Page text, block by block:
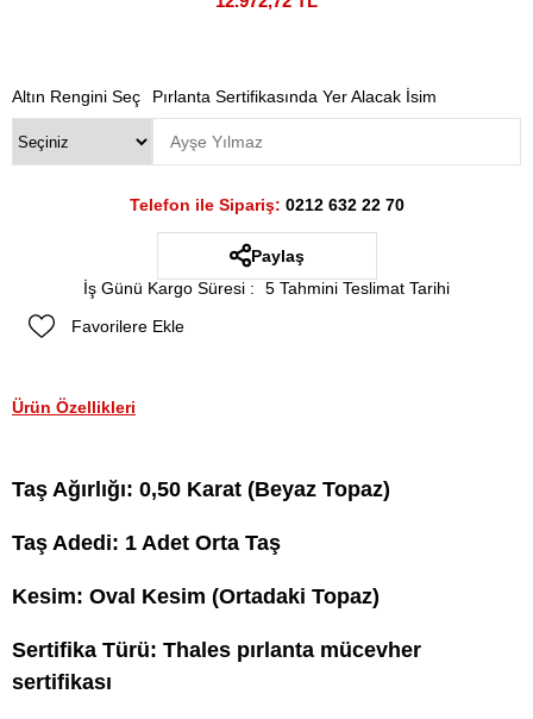
Altın Rengini Seç Pırlanta Sertifikasında Yer Alacak İsim
Telefon ile Sipariş: 0212 632 22 70
Paylaş
İş Günü Kargo Süresi :
5 Tahmini Teslimat Tarihi
Favorilere Ekle
Ürün Özellikleri
Taş Ağırlığı: 0,50 Karat (Beyaz Topaz)
Taş Adedi: 1 Adet Orta Taş
Kesim: Oval Kesim (Ortadaki Topaz)
Sertifika Türü: Thales pırlanta mücevher
sertifikası